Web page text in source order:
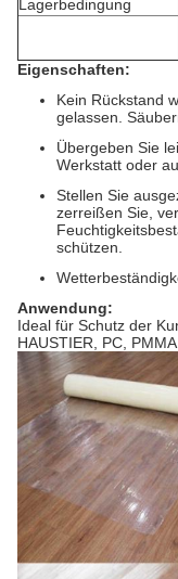
Lagerbedingung
Eigenschaften:
Kein Rückstand
gelassen.
Übergeben Sie
Werkstatt oder
Stellen Sie
zerreißen Sie,
schützen.
Anwendung:
Ideal für Schutz der
HAUSTIER, PC,